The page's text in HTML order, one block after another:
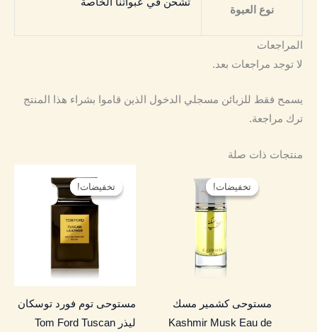
نوع العبوة
المراجعات
لا توجد مراجعات بعد.
يسمح فقط للزبائن مسجلي الدخول الذين قاموا بشراء هذا المنتج
ترك مراجعة.
منتجات ذات صلة
تخفيضات!
تخفيضات!
مستوحى كشمير مسك
Kashmir Musk Eau de
السعر:
العديد
من
الأشكال
المختلفة
لهذا
يمكن
اختيار
تخفيضات!
تخفيضات!
مستوحى توم فورد توسكان
ليذر Tom Ford Tuscan
السعر:
من
خلال
العديد
من
الأشكال
لهذا
المنتج.
يمكن
اختيار